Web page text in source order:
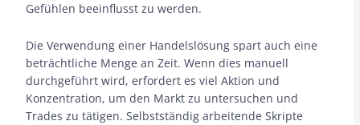
Gefühlen beeinflusst zu werden.
Die Verwendung einer Handelslösung spart auch eine
beträchtliche Menge an Zeit. Wenn dies manuell
durchgeführt wird, erfordert es viel Aktion und
Konzentration, um den Markt zu untersuchen und
Trades zu tätigen. Selbstständig arbeitende Skripte